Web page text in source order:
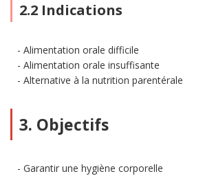
2.2 Indications
Alimentation orale difficile
Alimentation orale insuffisante
Alternative à la nutrition parentérale
3. Objectifs
Garantir une hygiène corporelle